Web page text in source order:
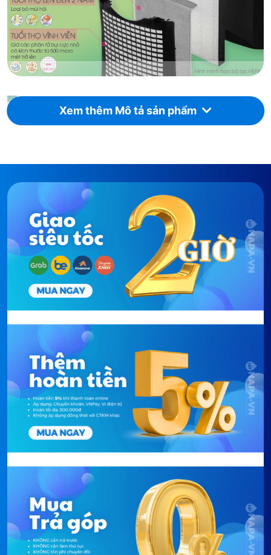
J-Tech Inverter - chạy 24/7 tiêu thụ
điện thấp hơn bóng đèn tiết kiệm
trì tốc độ quạt tối ưu ứng với nồng độ ô nhiễm thực
tế mà không tốn điện khởi động lại. Ở chế độ Thấp,
máy tiêu thụ 3.5–7.5W - tương đương 1 bóng đèn
LED 5W, tốn khoảng 2.5–5.4 kWh/tháng nếu chạy 24
giờ/ngày. Ở chế độ Tự động (Auto), thực tế tiêu thụ
trung bình 8–12W tùy mức ô nhiễm phòng.
Chế độ Haze - lọc không khí cấp tốc khi
có khói, bụi đột ngột
Nhấn nút Haze khi phòng đột ngột có khói (nấu ăn,
hàng xóm đốt rác, mở cửa sổ lúc nhiều xe cộ): 10
phút đầu chạy tốc độ tối đa để hút nhanh lượng lớn
bụi và khói vào lõi lọc; 50 phút tiếp theo duy trì tốc
độ cao; sau 60 phút máy tự luân phiên cao-thường
20 phút rồi về chế độ Auto. Không cần tắt Haze thủ
công - máy tự điều chỉnh sau 80 phút.
Thiết kế Coanda Airflow - luồng khí
phân tán đều theo trần nhà
Xem thêm Mô tả sản phẩm